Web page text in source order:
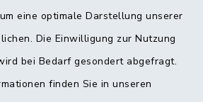
eine optimale Darstellung unserer
Die Einwilligung zur Nutzung
bei Bedarf gesondert abgefragt.
finden Sie in unseren